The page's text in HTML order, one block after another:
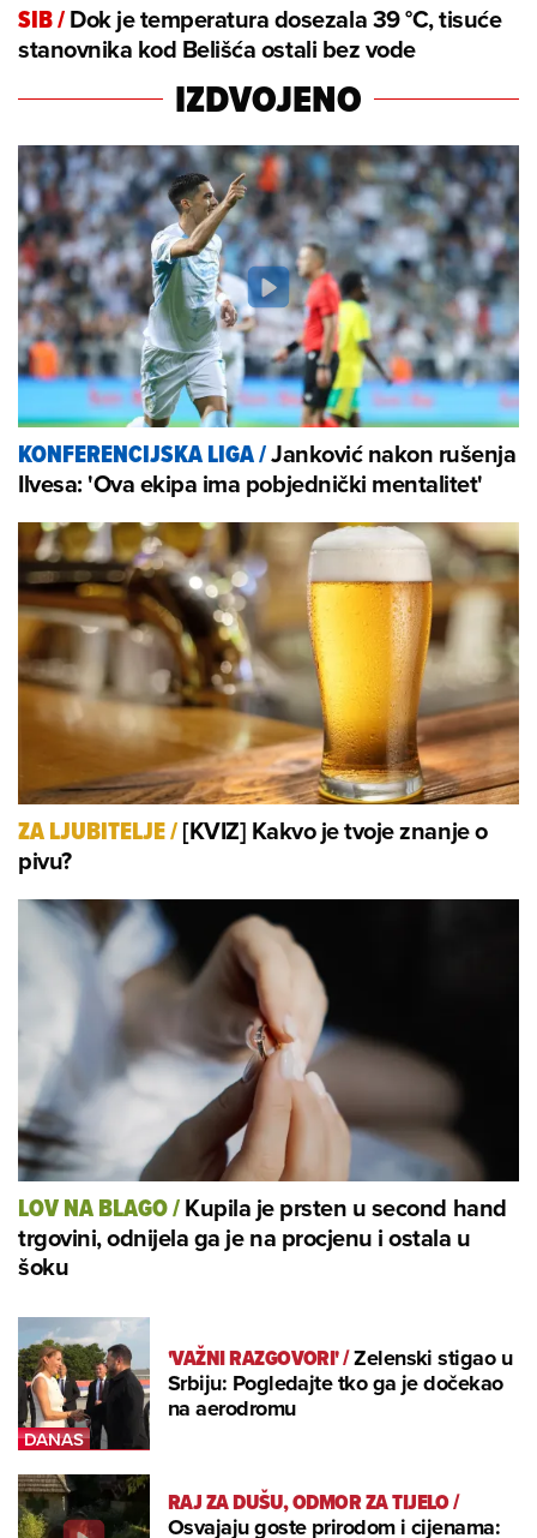
SIB/Dok je temperatura dosezala 39 °C, tisuće
stanovnika kod Belišća ostali bez vode
IZDVOJENO
KONFERENCIJSKA LIGA/Janković nakon rušenja
Ilvesa: 'Ova ekipa ima pobjednički mentalitet'
ZA LJUBITELJE/[KVIZ] Kakvo je tvoje znanje o
pivu?
LOV NA BLAGO/Kupila je prsten u second hand
trgovini, odnijela ga je na procjenu i ostala u
šoku
'VAŽNI RAZGOVORI'/Zelenski stigao u
Srbiju: Pogledajte tko ga je dočekao
na aerodromu
RAJ ZA DUŠU, ODMOR ZA TIJELO/
Osvajaju goste prirodom i cijenama: